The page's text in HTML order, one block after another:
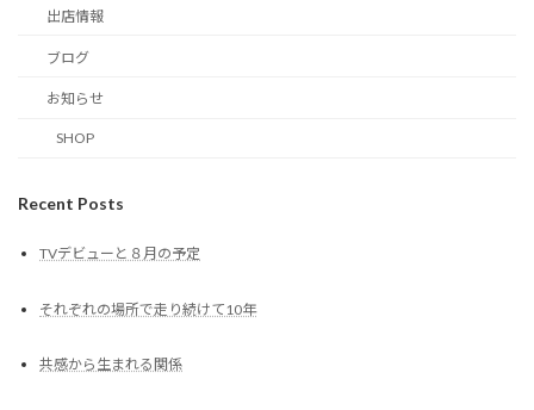
出店情報
ブログ
お知らせ
SHOP
Recent Posts
TVデビューと８月の予定
それぞれの場所で走り続けて10年
共感から生まれる関係